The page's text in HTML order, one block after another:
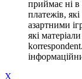
приймає ні в
платежів,
азартними
які
X